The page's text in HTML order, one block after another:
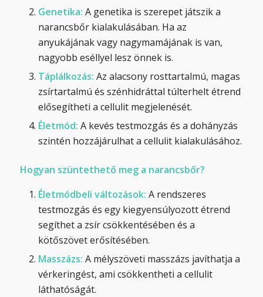
Genetika: A genetika is szerepet játszik a
narancsbőr kialakulásában. Ha az
anyukájának vagy nagymamájának is van,
nagyobb eséllyel lesz önnek is.
Táplálkozás: Az alacsony rosttartalmú, magas
zsírtartalmú és szénhidráttal túlterhelt étrend
elősegítheti a cellulit megjelenését.
Életmód: A kevés testmozgás és a dohányzás
szintén hozzájárulhat a cellulit kialakulásához.
Hogyan szüntethető meg a narancsbőr?
Életmódbeli változások: A rendszeres
testmozgás és egy kiegyensúlyozott étrend
segíthet a zsír csökkentésében és a
kötőszövet erősítésében.
Masszázs: A mélyszöveti masszázs javíthatja a
vérkeringést, ami csökkentheti a cellulit
láthatóságát.